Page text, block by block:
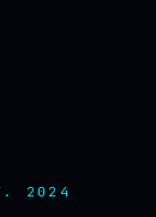
2024